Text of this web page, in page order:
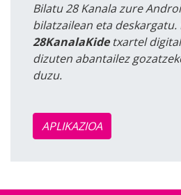
Bilatu 28 Kanala zure
bilatzailean eta deskargatu.
28KanalaKidetxartel
dizuten abantailez
duzu.
APLIKAZIOA